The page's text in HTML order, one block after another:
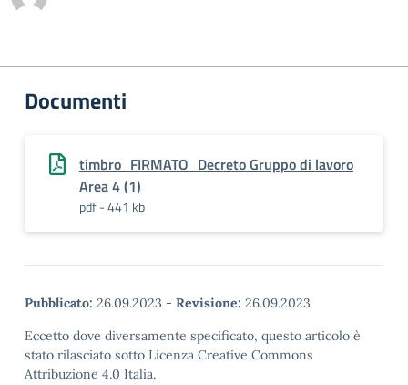
Documenti
timbro_FIRMATO_Decreto Gruppo di lavoro
Area 4 (1)
pdf - 441 kb
Pubblicato: 26.09.2023 - Revisione: 26.09.2023
Eccetto dove diversamente specificato, questo articolo è
stato rilasciato sotto Licenza Creative Commons
Attribuzione 4.0 Italia.